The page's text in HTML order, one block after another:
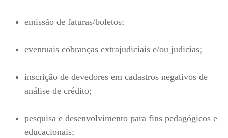
emissão de faturas/boletos;
eventuais cobranças extrajudiciais e/ou judicias;
inscrição de devedores em cadastros negativos de
análise de crédito;
pesquisa e desenvolvimento para fins pedagógicos e
educacionais;